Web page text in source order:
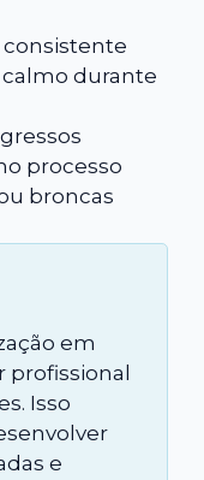
durante
processo
broncas
em
Isso
e